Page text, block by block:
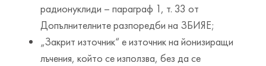
радионуклиди – параграф 1, т. 33 от
Допълнителните разпоредби на ЗБИЯЕ;
„Закрит източник“ е източник на йонизиращи
лъчения, който се използва, без да се